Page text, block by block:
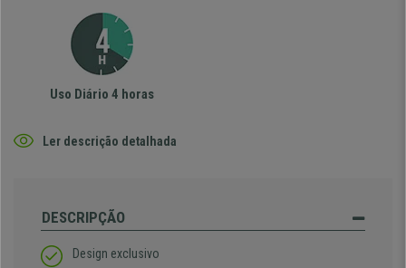
Uso Diário 4 horas
Ler descrição detalhada
DESCRIPÇÃO
Design exclusivo